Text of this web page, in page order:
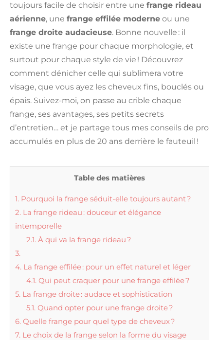
toujours facile de choisir entre une frange rideau
aérienne, une frange effilée moderne ou une
frange droite audacieuse. Bonne nouvelle : il
existe une frange pour chaque morphologie, et
surtout pour chaque style de vie ! Découvrez
comment dénicher celle qui sublimera votre
visage, que vous ayez les cheveux fins, bouclés ou
épais. Suivez-moi, on passe au crible chaque
frange, ses avantages, ses petits secrets
d’entretien… et je partage tous mes conseils de pro
accumulés en plus de 20 ans derrière le fauteuil !
Table des matières
1. Pourquoi la frange séduit-elle toujours autant ?
2. La frange rideau : douceur et élégance
intemporelle
2.1. À qui va la frange rideau ?
3.
4. La frange effilée : pour un effet naturel et léger
4.1. Qui peut craquer pour une frange effilée ?
5. La frange droite : audace et sophistication
5.1. Quand opter pour une frange droite ?
6. Quelle frange pour quel type de cheveux ?
7. Le choix de la frange selon la forme du visage